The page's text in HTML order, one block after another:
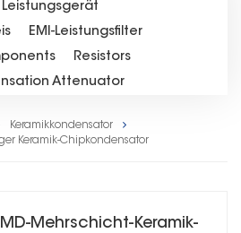
Leistungsgerät
EMI-Leistungsfilter
Resistors
Attenuator
Keramikkondensator
Keramik-Chipkondensator
Mehrschicht-Keramik-